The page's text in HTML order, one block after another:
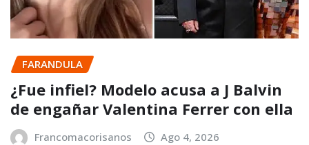
FARANDULA
¿Fue infiel? Modelo acusa a J Balvin
de engañar Valentina Ferrer con ella
Francomacorisanos Ago 4, 2026